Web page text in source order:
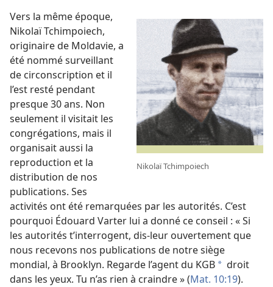
Nikolaï Tchimpoiech
Vers la même époque,
Nikolaï Tchimpoiech,
originaire de Moldavie, a
été nommé surveillant
de circonscription et il
l’est resté pendant
presque 30 ans. Non
seulement il visitait les
congrégations, mais il
organisait aussi la
reproduction et la
distribution de nos
publications. Ses
activités ont été remarquées par les autorités. C’est
pourquoi Édouard Varter lui a donné ce conseil : « Si
les autorités t’interrogent, dis-​leur ouvertement que
nous recevons nos publications de notre siège
mondial, à Brooklyn. Regarde l’agent du KGB a droit
dans les yeux. Tu n’as rien à craindre » (Mat. 10:19).